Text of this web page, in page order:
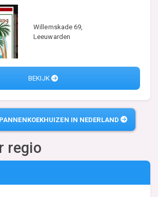
Willemskade 69,
Leeuwarden
BEKIJK
PANNENKOEKHUIZEN IN NEDERLAND
regio